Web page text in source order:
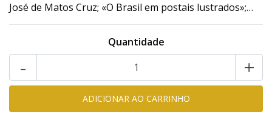
José de Matos Cruz; «O Brasil em postais lustrados»;…
Quantidade
+
-